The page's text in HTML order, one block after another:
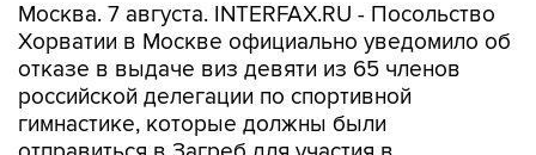
Москва. 7 августа. INTERFAX.RU - Посольство
Хорватии в Москве официально уведомило об
отказе в выдаче виз девяти из 65 членов
российской делегации по спортивной
гимнастике, которые должны были